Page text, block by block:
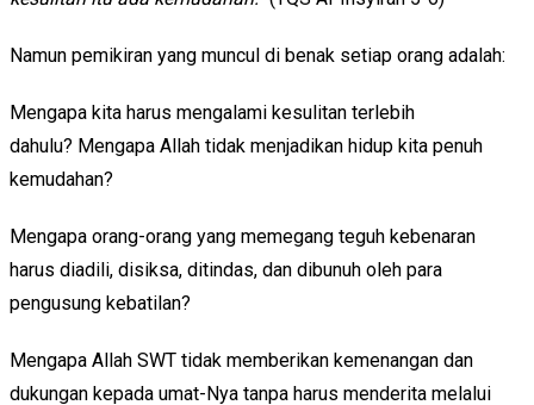
Namun pemikiran yang muncul di benak setiap orang adalah:
Mengapa kita harus mengalami kesulitan terlebih
dahulu? Mengapa Allah tidak menjadikan hidup kita penuh
kemudahan?
Mengapa orang-orang yang memegang teguh kebenaran
harus diadili, disiksa, ditindas, dan dibunuh oleh para
pengusung kebatilan?
Mengapa Allah SWT tidak memberikan kemenangan dan
dukungan kepada umat-Nya tanpa harus menderita melalui